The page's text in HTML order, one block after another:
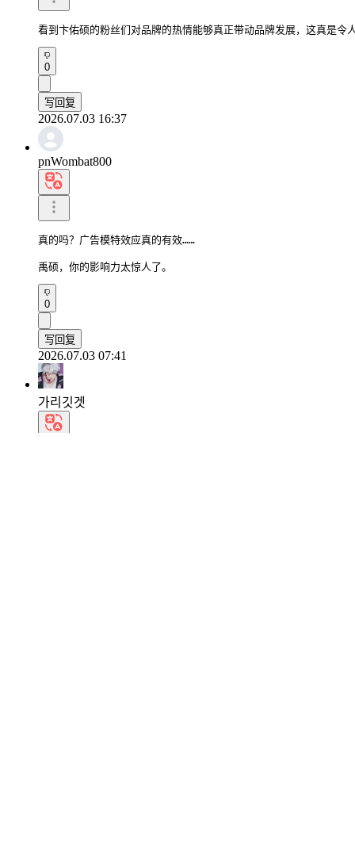
看到卞佑硕的粉丝们对品牌的热情能够真正带动品牌发展，这真是令
0
写回复
2026.07.03 16:37
pnWombat800
真的吗？广告模特效应真的有效……
禹硕，你的影响力太惊人了。
0
写回复
2026.07.03 07:41
가리깃겟